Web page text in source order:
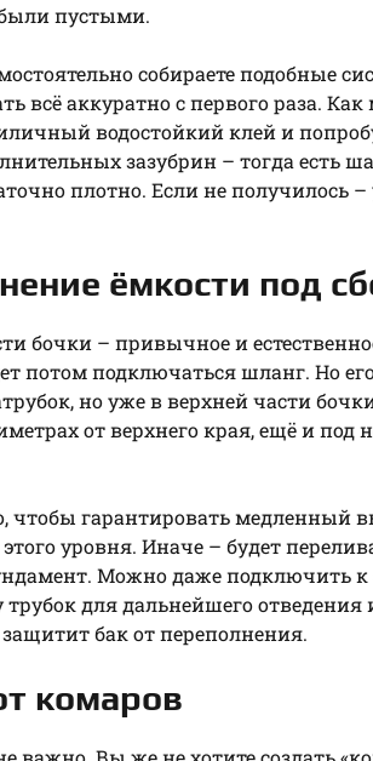
пустыми.
собираете подобные
всё аккуратно с первого раза.
водостойкий клей и
зазубрин – тогда есть
плотно. Если не
ёмкости под
бочки – привычное и
потом подключаться шланг. Но
но уже в верхней части
от верхнего края, ещё и под
чтобы гарантировать медленный
уровня. Иначе – будет
Можно даже подключить к
для дальнейшего
бак от переполнения.
комаров